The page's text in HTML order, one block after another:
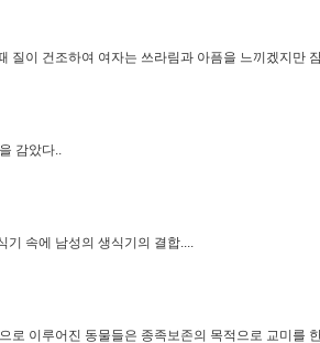
질이 건조하여 여자는 쓰라림과 아픔을 느끼겠지만
감았다..
기 속에 남성의 생식기의 결합....
로 이루어진 동물들은 종족보존의 목적으로 교미를